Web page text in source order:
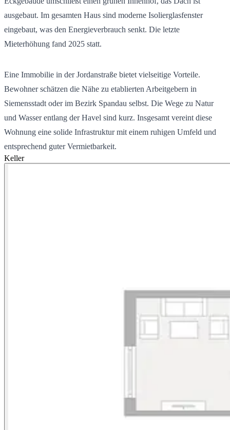
ausgebaut. Im gesamten Haus sind moderne Isolierglasfenster
eingebaut, was den Energieverbrauch senkt. Die letzte
Mieterhöhung fand 2025 statt.
Eine Immobilie in der Jordanstraße bietet vielseitige Vorteile.
Bewohner schätzen die Nähe zu etablierten Arbeitgebern in
Siemensstadt oder im Bezirk Spandau selbst. Die Wege zu Natur
und Wasser entlang der Havel sind kurz. Insgesamt vereint diese
Wohnung eine solide Infrastruktur mit einem ruhigen Umfeld und
entsprechend guter Vermietbarkeit.
Keller